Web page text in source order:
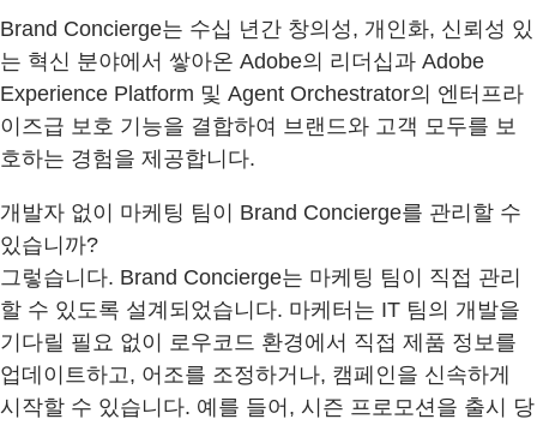
Brand Concierge는 수십 년간 창의성, 개인화, 신뢰성 있
는 혁신 분야에서 쌓아온 Adobe의 리더십과 Adobe
Experience Platform 및 Agent Orchestrator의 엔터프라
이즈급 보호 기능을 결합하여 브랜드와 고객 모두를 보
호하는 경험을 제공합니다.
개발자 없이 마케팅 팀이 Brand Concierge를 관리할 수
있습니까?
그렇습니다. Brand Concierge는 마케팅 팀이 직접 관리
할 수 있도록 설계되었습니다. 마케터는 IT 팀의 개발을
기다릴 필요 없이 로우코드 환경에서 직접 제품 정보를
업데이트하고, 어조를 조정하거나, 캠페인을 신속하게
시작할 수 있습니다. 예를 들어, 시즌 프로모션을 출시 당